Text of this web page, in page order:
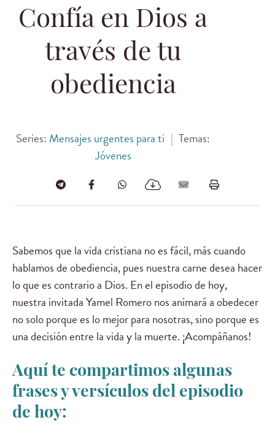
Confía en Dios a
través de tu
obediencia
Series: Mensajes urgentes para ti | Temas:
Jóvenes
Sabemos que la vida cristiana no es fácil, más cuando
hablamos de obediencia, pues nuestra carne desea hacer
lo que es contrario a Dios. En el episodio de hoy,
nuestra invitada Yamel Romero nos animará a obedecer
no solo porque es lo mejor para nosotras, sino porque es
una decisión entre la vida y la muerte. ¡Acompáñanos!
Aquí te compartimos algunas
frases y versículos del episodio
de hoy: